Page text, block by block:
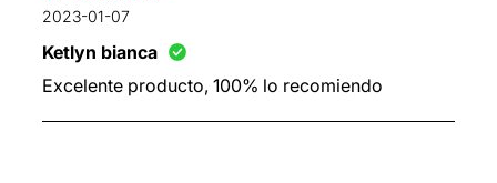
2023-01-07
Ketlyn bianca
Excelente producto, 100% lo recomiendo